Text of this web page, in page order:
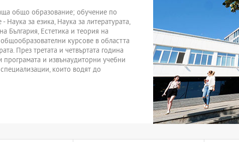
общо образование; обучение по
за езика, Наука за литературата,
България, Естетика и теория на
курсове в областта
През третата и четвъртата година
и извънаудиторни учебни
които водят до